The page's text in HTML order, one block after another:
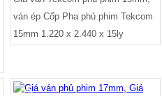
ván ép Cốp Pha phủ phim Tekcom
15mm 1.220 x 2.440 x 15ly
-0%